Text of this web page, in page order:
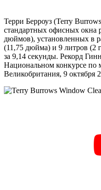
Терри Берроуз (Terry
стандартных офисных окна
дюймов), установленных в
(11,75 дюйма) и 9 литров (2
за 9,14 секунды. Рекорд
Национальном конкурсе по
Великобритания, 9 октября